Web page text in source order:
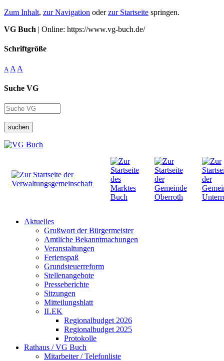
Zum Inhalt, zur Navigation oderzur Startseite springen.
VG Buch | Online: https://www.vg-buch.de/
Schriftgröße
A A A
Suche VG
suchen
Aktuelles
Grußwort der Bürgermeister
Amtliche Bekanntmachungen
Veranstaltungen
Ferienspaß
Grundsteuerreform
Stellenangebote
Presseberichte
Sitzungen
Mitteilungsblatt
ILEK
Regionalbudget 2026
Regionalbudget 2025
Protokolle
Rathaus / VG Buch
Mitarbeiter / Telefonliste